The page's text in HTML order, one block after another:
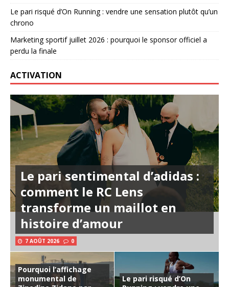
Le pari risqué d’On Running : vendre une sensation plutôt qu’un
chrono
Marketing sportif juillet 2026 : pourquoi le sponsor officiel a
perdu la finale
ACTIVATION
Le pari sentimental d’adidas :
comment le RC Lens
transforme un maillot en
histoire d’amour
7 AOÛT 2026 0
Pourquoi l’affichage
monumental de
Le pari risqué d’On